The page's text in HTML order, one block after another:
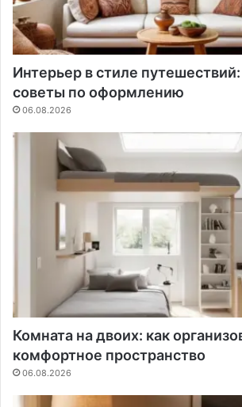
Интерьер в стиле
советы по оформлению
06.08.2026
Комната на двоих: как
комфортное пространство
06.08.2026